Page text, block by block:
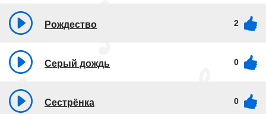
Рождество 2
Серый дождь 0
Сестрёнка 0